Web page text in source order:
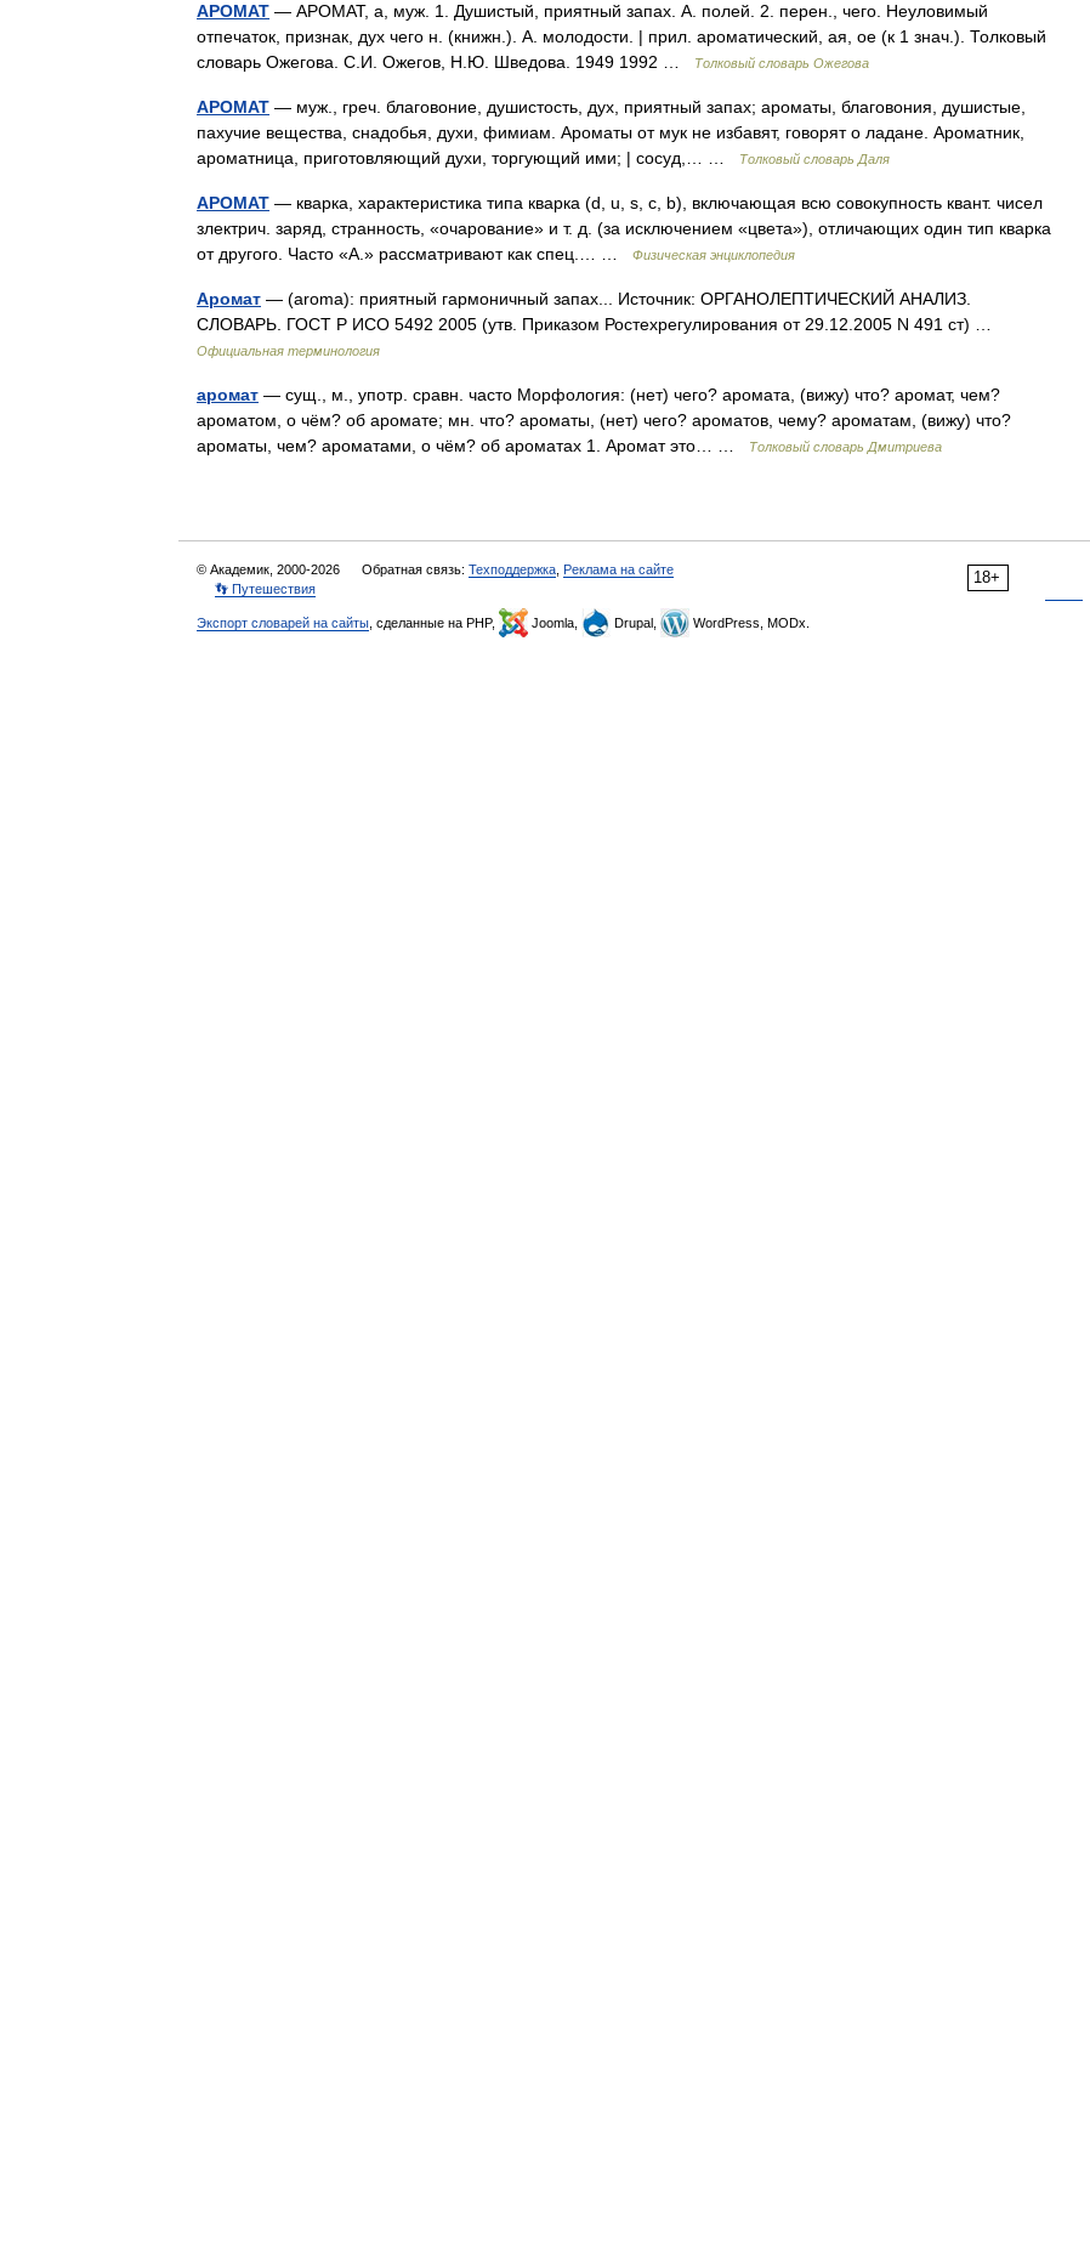
АРОМАТ — АРОМАТ, а, муж. 1. Душистый, приятный запах. А. полей. 2. перен., чего. Неуловимый
отпечаток, признак, дух чего н. (книжн.). А. молодости. | прил. ароматический, ая, ое (к 1 знач.). Толковый
словарь Ожегова. С.И. Ожегов, Н.Ю. Шведова. 1949 1992 …
Толковый словарь Ожегова
АРОМАТ — муж., греч. благовоние, душистость, дух, приятный запах; ароматы, благовония, душистые,
пахучие вещества, снадобья, духи, фимиам. Ароматы от мук не избавят, говорят о ладане. Ароматник,
ароматница, приготовляющий духи, торгующий ими; | сосуд,… …
Толковый словарь Даля
АРОМАТ — кварка, характеристика типа кварка (d, u, s, с, b), включающая всю совокупность квант. чисел
злектрич. заряд, странность, «очарование» и т. д. (за исключением «цвета»), отличающих один тип кварка
от другого. Часто «А.» рассматривают как спец.… …
Физическая энциклопедия
Аромат — (aroma): приятный гармоничный запах... Источник: ОРГАНОЛЕПТИЧЕСКИЙ АНАЛИЗ.
СЛОВАРЬ. ГОСТ Р ИСО 5492 2005 (утв. Приказом Ростехрегулирования от 29.12.2005 N 491 ст) …
Официальная терминология
аромат — сущ., м., употр. сравн. часто Морфология: (нет) чего? аромата, (вижу) что? аромат, чем?
ароматом, о чём? об аромате; мн. что? ароматы, (нет) чего? ароматов, чему? ароматам, (вижу) что?
ароматы, чем? ароматами, о чём? об ароматах 1. Аромат это… …
Толковый словарь Дмитриева
18+
© Академик, 2000-2026 Обратная связь: Техподдержка Реклама на сайте
👣 Путешествия
Экспорт словарей на сайты , сделанные на PHP, Joomla, Drupal, WordPress, MODx.